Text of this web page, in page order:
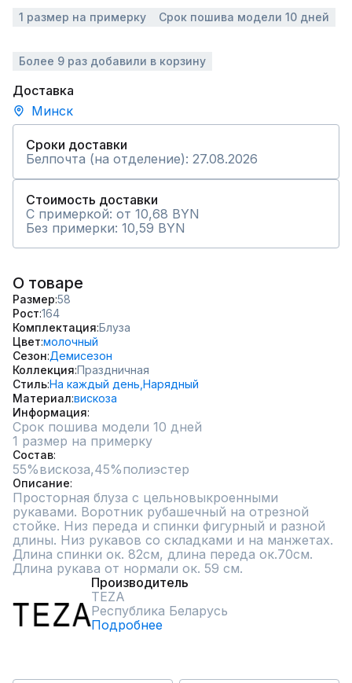
1 размер на примерку Срок пошива модели 10 дней
Более 9 раз добавили в корзину
Доставка
Минск
Сроки доставки
Белпочта (на отделение): 27.08.2026
Стоимость доставки
С примеркой: от 10,68 BYN
Без примерки: 10,59 BYN
О товаре
Размер 58
Рост 164
Комплектация Блуза
Цвет молочный
Сезон Демисезон
Коллекция Праздничная
СтильНа каждый день, Нарядный
Материал вискоза
Информация
Срок пошива модели 10 дней
1 размер на примерку
Состав
55%вискоза,45%полиэстер
Описание
Просторная блуза с цельновыкроенными
рукавами. Воротник рубашечный на отрезной
стойке. Низ переда и спинки фигурный и разной
длины. Низ рукавов со складками и на манжетах.
Длина спинки ок. 82см, длина переда ок.70см.
Длина рукава от нормали ок. 59 см.
Производитель
TEZA
Республика Беларусь
Подробнее